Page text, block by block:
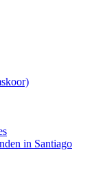
in Santiago